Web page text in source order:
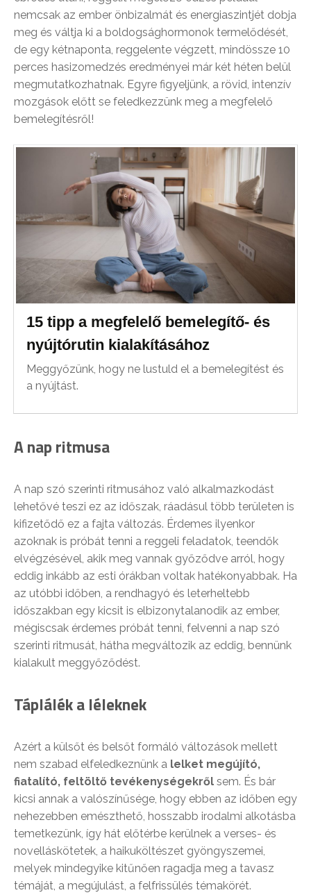
nemcsak az ember önbizalmát és energiaszintjét dobja
meg és váltja ki a boldogsághormonok termelődését,
de egy kétnaponta, reggelente végzett, mindössze 10
perces hasizomedzés eredményei már két héten belül
megmutatkozhatnak. Egyre figyeljünk, a rövid, intenzív
mozgások előtt se feledkezzünk meg a megfelelő
bemelegítésről!
15 tipp a megfelelő bemelegítő- és
nyújtórutin kialakításához
Meggyőzünk, hogy ne lustuld el a bemelegítést és
a nyújtást.
A nap ritmusa
A nap szó szerinti ritmusához való alkalmazkodást
lehetővé teszi ez az időszak, ráadásul több területen is
kifizetődő ez a fajta változás. Érdemes ilyenkor
azoknak is próbát tenni a reggeli feladatok, teendők
elvégzésével, akik meg vannak győződve arról, hogy
eddig inkább az esti órákban voltak hatékonyabbak. Ha
az utóbbi időben, a rendhagyó és leterheltebb
időszakban egy kicsit is elbizonytalanodik az ember,
mégiscsak érdemes próbát tenni, felvenni a nap szó
szerinti ritmusát, hátha megváltozik az eddig, bennünk
kialakult meggyőződést.
Táplálék a léleknek
Azért a külsőt és belsőt formáló változások mellett
nem szabad elfeledkeznünk a lelket megújító,
fiatalító, feltöltő tevékenységekről sem. És bár
kicsi annak a valószínűsége, hogy ebben az időben egy
nehezebben emészthető, hosszabb irodalmi alkotásba
temetkezünk, így hát előtérbe kerülnek a verses- és
novelláskötetek, a haikuköltészet gyöngyszemei,
melyek mindegyike kitűnően ragadja meg a tavasz
témáját, a megújulást, a felfrissülés témakörét.